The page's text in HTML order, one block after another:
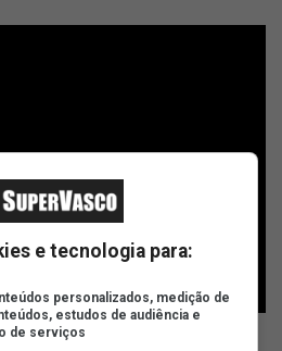
e tecnologia para:
personalizados, medição de
estudos de audiência e
de serviços